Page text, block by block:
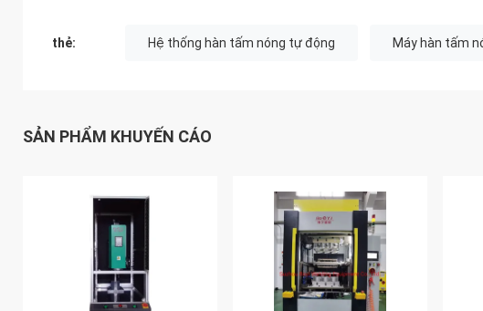
thẻ: Hệ thống hàn tấm nóng tự động Máy hàn tấm
SẢN PHẨM KHUYẾN CÁO